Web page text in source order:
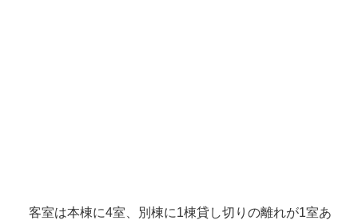
客室は本棟に4室、別棟に1棟貸し切りの離れが1室あ